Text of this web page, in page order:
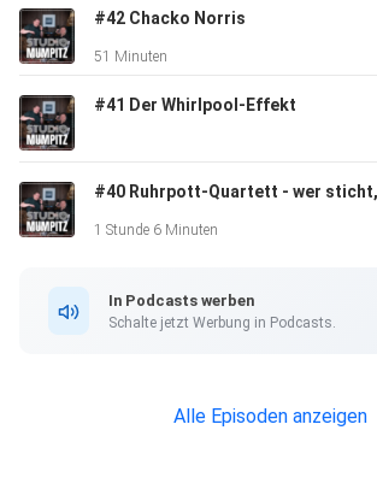
#42 Chacko Norris
51 Minuten
#41 Der Whirlpool-Effekt
1 Stunde 6 Minuten
In Podcasts werben
Schalte jetzt Werbung in Podcasts.
Alle Episoden anzeigen